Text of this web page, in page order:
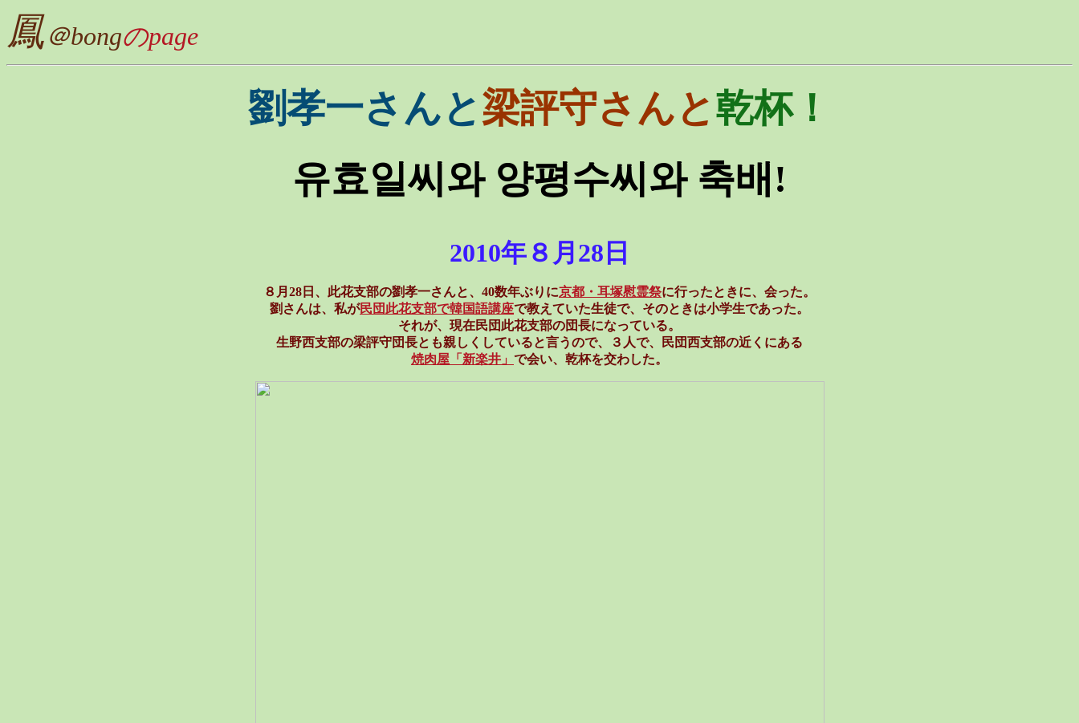
鳳＠bongのpage
劉孝一さんと梁評守さんと乾杯！
유효일씨와 양평수씨와 축배!
2010年８月28日
８月28日、此花支部の劉孝一さんと、40数年ぶりに京都・耳塚慰霊祭に行ったときに、会った。
劉さんは、私が民団此花支部で韓国語講座で教えていた生徒で、そのときは小学生であった。
それが、現在民団此花支部の団長になっている。
生野西支部の梁評守団長とも親しくしていると言うので、３人で、民団西支部の近くにある
焼肉屋「新楽井」 で会い、乾杯を交わした。